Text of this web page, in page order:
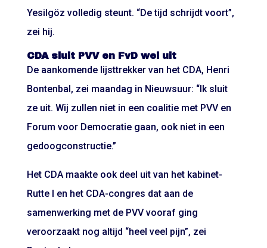
Yesilgöz volledig steunt. “De tijd schrijdt voort”,
zei hij.
CDA sluit PVV en FvD wel uit
De aankomende lijsttrekker van het CDA, Henri
Bontenbal, zei maandag in Nieuwsuur: “Ik sluit
ze uit. Wij zullen niet in een coalitie met PVV en
Forum voor Democratie gaan, ook niet in een
gedoogconstructie.”
Het CDA maakte ook deel uit van het kabinet-
Rutte I en het CDA-congres dat aan de
samenwerking met de PVV vooraf ging
veroorzaakt nog altijd “heel veel pijn”, zei